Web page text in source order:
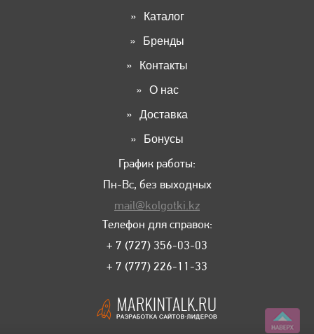
Каталог
Бренды
Контакты
О нас
Доставка
Бонусы
График работы:
Пн-Вс, без выходных
mail@kolgotki.kz
Телефон для справок:
+ 7 (727) 356-03-03
+ 7 (777) 226-11-33